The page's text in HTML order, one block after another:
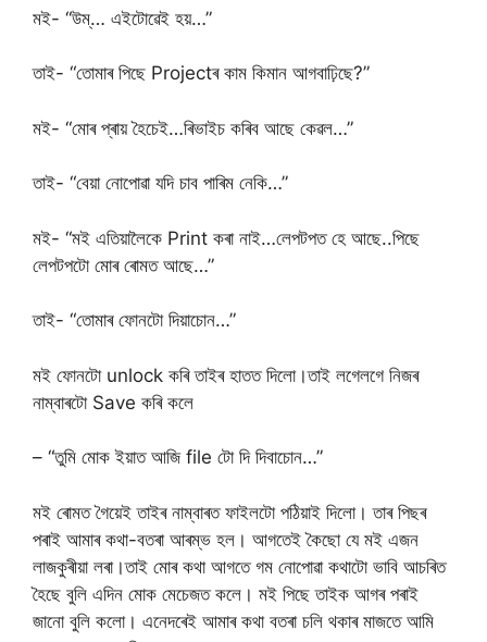
মই- “উম্… এইটোৱেই হয়…”
তাই- “তোমাৰ পিছে Projectৰ কাম কিমান আগবাঢ়িছে?”
মই- “মোৰ প্ৰায় হৈচেই…ৰিভাইচ কৰিব আছে কেৱল…”
তাই- “বেয়া নোপোৱা যদি চাব পাৰিম নেকি…”
মই- “মই এতিয়ালৈকে Print কৰা নাই…লেপটপত হে আছে..পিছে
লেপটপটো মোৰ ৰোমত আছে…”
তাই- “তোমাৰ ফোনটো দিয়াচোন…”
মই ফোনটো unlock কৰি তাইৰ হাতত দিলো।তাই লগেলগে নিজৰ
নাম্বাৰটো Save কৰি কলে
– “তুমি মোক ইয়াত আজি file টো দি দিবাচোন…”
মই ৰোমত গৈয়েই তাইৰ নাম্বাৰত ফাইলটো পঠিয়াই দিলো। তাৰ পিছৰ
পৰাই আমাৰ কথা-বতৰা আৰম্ভ হল। আগতেই কৈছো যে মই এজন
লাজকুৰীয়া লৰা।তাই মোৰ কথা আগতে গম নোপোৱা কথাটো ভাবি আচৰিত
হৈছে বুলি এদিন মােক মেচেজত কলে। মই পিছে তাইক আগৰ পৰাই
জানো বুলি কলো। এনেদৰেই আমাৰ কথা বতৰা চলি থকাৰ মাজতে আমি